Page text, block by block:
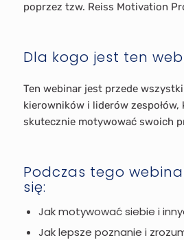
poprzez tzw. Reiss Motivation
Dla kogo jest ten
Ten webinar jest przede
kierowników i liderów zespołów,
skutecznie motywować swoich
Podczas tego
się:
Jak motywować siebie i
Jak lepsze poznanie i